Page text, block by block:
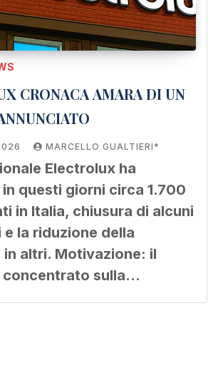
CRONACA AMARA DI UN
MARCELLO GUALTIERI*
Electrolux ha
questi giorni circa 1.700
in Italia, chiusura di alcuni
la riduzione della
altri. Motivazione: il
concentrato sulla…